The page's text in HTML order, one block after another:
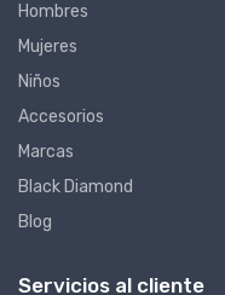
Hombres
Mujeres
Niños
Accesorios
Marcas
Black Diamond
Blog
Servicios al cliente